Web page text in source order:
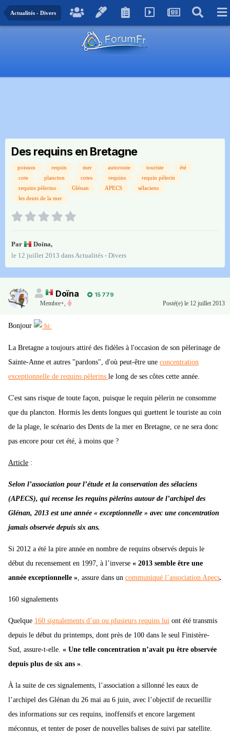
Actualités - Divers
Des requins en Bretagne
poisson requin mer autoroute touriste
été
cote
plancton cotes requins
requin pèlerin
requins pèlerins
Glénan APECS
sélaciens
les dents de la mer
Par Doïna,
le 12 juillet 2013 dansActualités - Divers
Doïna
15 779
Membre+,
Posté(e) le 12 juillet 2013
Bonjour
La Bretagne a toujours attiré des fidèles à l'occasion de son pèlerinage de
Sainte-Anne et autres "pardons", d'où peut-être une concentration
exceptionnelle de requins pèlerins le long de ses côtes cette année.
C'est sans risque de toute façon, puisque le requin pèlerin ne consomme
que du plancton. Hormis les dents longues qui guettent le touriste au coin
de la plage, le scénario des Dents de la mer en Bretagne, ce ne sera donc
pas encore pour cet été, à moins que ?
Article :
Selon l’association pour l’étude et la conservation des sélaciens
(APECS), qui recense les requins pèlerins autour de l’archipel des
Glénan, 2013 est une année « exceptionnelle » avec une concentration
jamais observée depuis six ans.
Si 2012 a été la pire année en nombre de requins observés depuis le
début du recensement en 1997, à l’inverse « 2013 semble être une
année exceptionnelle », assure dans un communiqué l’association Apecs.
160 signalements
Quelque 160 signalements d’un ou plusieurs requins lui ont été transmis
depuis le début du printemps, dont près de 100 dans le seul Finistère-
Sud, assure-t-elle. « Une telle concentration n’avait pu être observée
depuis plus de six ans ».
À la suite de ces signalements, l’association a sillonné les eaux de
l’archipel des Glénan du 26 mai au 6 juin, avec l’objectif de recueillir
des informations sur ces requins, inoffensifs et encore largement
méconnus, et tenter de poser de nouvelles balises de suivi par satellite.